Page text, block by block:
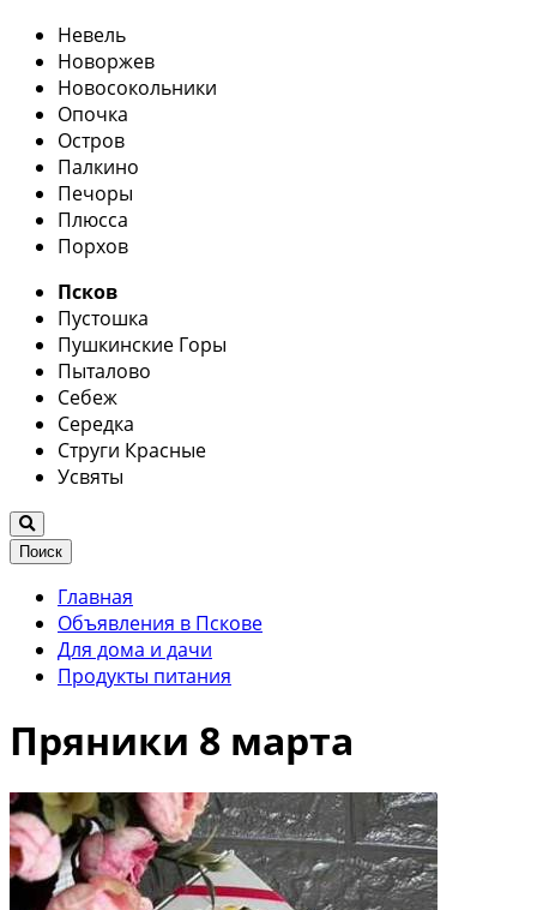
Невель
Новоржев
Новосокольники
Опочка
Остров
Палкино
Печоры
Плюсса
Порхов
Псков
Пустошка
Пушкинские Горы
Пыталово
Себеж
Середка
Струги Красные
Усвяты
Поиск
Главная
Объявления в Пскове
Для дома и дачи
Продукты питания
Пряники 8 марта